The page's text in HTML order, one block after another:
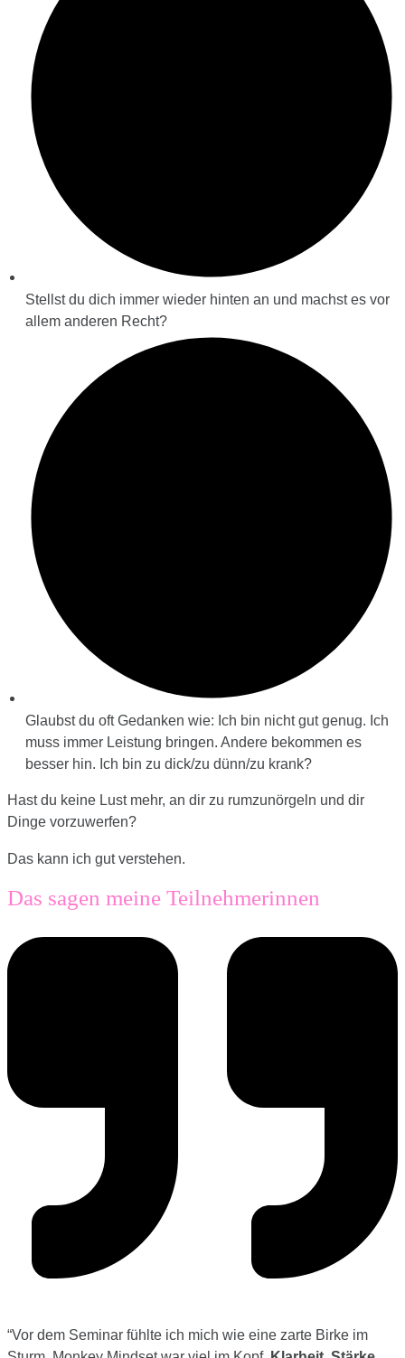
Stellst du dich immer wieder hinten an und machst es vor
allem anderen Recht?
Glaubst du oft Gedanken wie: Ich bin nicht gut genug. Ich
muss immer Leistung bringen. Andere bekommen es
besser hin. Ich bin zu dick/zu dünn/zu krank?
Hast du keine Lust mehr, an dir zu rumzunörgeln und dir
Dinge vorzuwerfen?
Das kann ich gut verstehen.
Das sagen meine Teilnehmerinnen
“Vor dem Seminar fühlte ich mich wie eine zarte Birke im